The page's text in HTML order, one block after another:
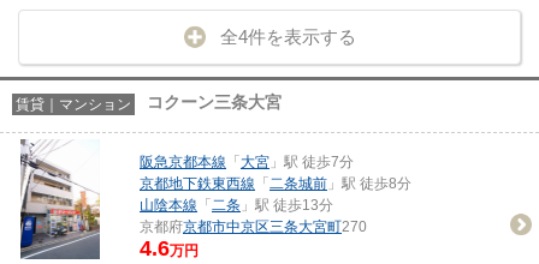
全4件を表示する
賃貸｜マンション コクーン三条大宮
阪急京都本線 「 大宮 」駅 徒歩7分
京都地下鉄東西線 「 二条城前 」駅 徒歩8分
山陰本線 「 二条 」駅 徒歩13分
京都府京都市中京区三条大宮町270
4.6万円